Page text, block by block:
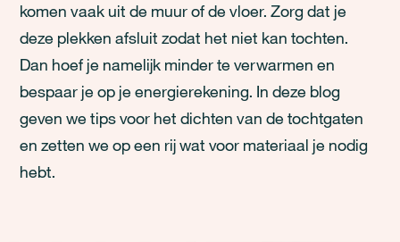
komen vaak uit de muur of de vloer. Zorg dat je
deze plekken afsluit zodat het niet kan tochten.
Dan hoef je namelijk minder te verwarmen en
bespaar je op je energierekening. In deze blog
geven we tips voor het dichten van de tochtgaten
en zetten we op een rij wat voor materiaal je nodig
hebt.